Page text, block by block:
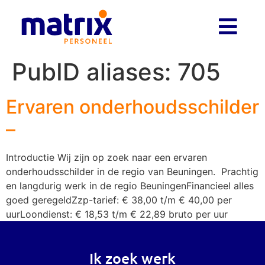
PubID aliases: 705
Ervaren onderhoudsschilder
–
Introductie Wij zijn op zoek naar een ervaren
onderhoudsschilder in de regio van Beuningen. Prachtig
en langdurig werk in de regio BeuningenFinancieel alles
goed geregeldZzp-tarief: € 38,00 t/m € 40,00 per
uurLoondienst: € 18,53 t/m € 22,89 bruto per uur
Ik zoek werk